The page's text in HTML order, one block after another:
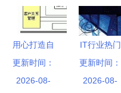
用心打造自
主品牌软
件，承友工
更新时间：
2026-08-
IT行业热门
岗位解析
数据库管理
更新时间：
2026-08-